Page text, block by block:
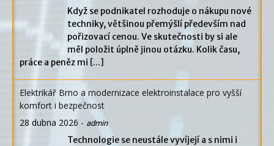
Když se podnikatel rozhoduje o nákupu nové
techniky, většinou přemýšlí především nad
pořizovací cenou. Ve skutečnosti by si ale
měl položit úplně jinou otázku. Kolik času,
práce a peněz mi [...]
Elektrikář Brno a modernizace elektroinstalace pro vyšší
komfort i bezpečnost
28 dubna 2026 - admin
Technologie se neustále vyvíjejí a s nimi i